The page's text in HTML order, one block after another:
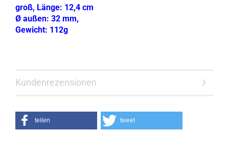
groß, Länge: 12,4 cm
Ø außen: 32 mm,
Gewicht: 112g
Kundenrezensionen
teilen tweet